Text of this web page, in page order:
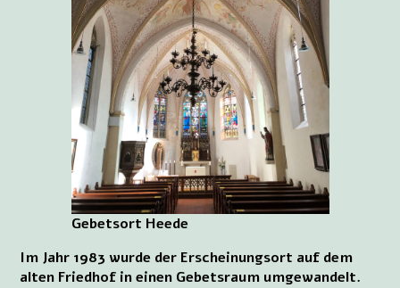
Gebetsort Heede
Im Jahr 1983 wurde der Erscheinungsort auf dem
alten Friedhof in einen Gebetsraum umgewandelt.